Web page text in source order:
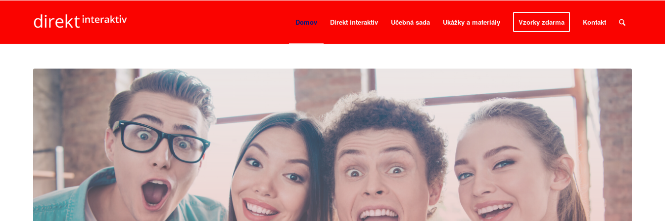
Domov Direkt interaktiv Učebná sada Ukážky a materiály Vzorky zdarma Kontakt